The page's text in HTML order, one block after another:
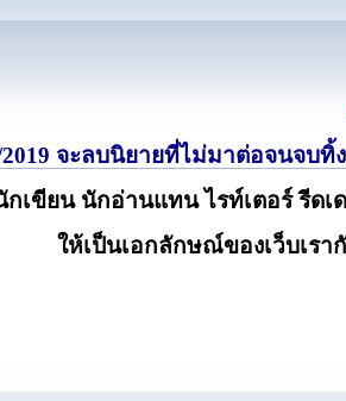
2019 จะลบนิยายที่ไม่มาต่อจนจบทิ้
กเขียน นักอ่านแทน ไรท์เตอร์ รีดเ
ให้เป็นเอกลักษณ์ของเว็บเรา